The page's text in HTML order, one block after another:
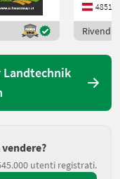
4851
utenti registrati.